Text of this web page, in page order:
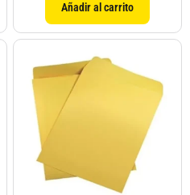
Añadir al carrito